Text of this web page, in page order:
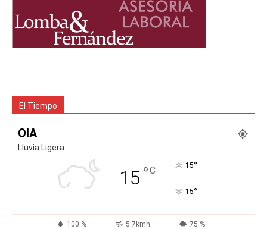
El Tiempo
OIA
Lluvia Ligera
15 °C 15°
15°
100 % 5.7kmh 75 %